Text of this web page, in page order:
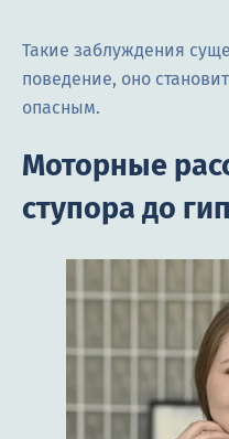
Такие заблуждения
поведение, оно
опасным.
Моторные
ступора до